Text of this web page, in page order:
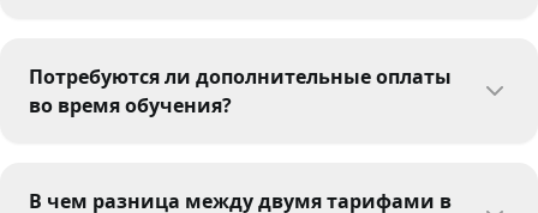
Потребуются ли дополнительные оплаты
во время обучения?
В чем разница между двумя тарифами в